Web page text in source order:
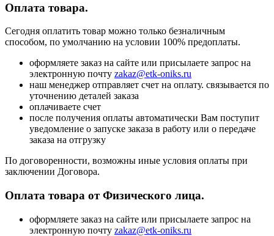
Оплата товара.
Сегодня оплатить товар можно только безналичным
способом, по умолчанию на условии 100% предоплаты.
оформляете заказ на сайте или присылаете запрос на
электронную почту zakaz@etk-oniks.ru
наш менеджер отправляет счет на оплату. связывается по
уточнению деталей заказа
оплачиваете счет
после получения оплаты автоматически Вам поступит
уведомление о запуске заказа в работу или о передаче
заказа на отгрузку
По договоренности, возможны иные условия оплаты при
заключении Договора.
Оплата товара от Физического лица.
оформляете заказ на сайте или присылаете запрос на
электронную почту zakaz@etk-oniks.ru